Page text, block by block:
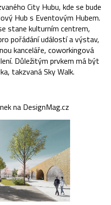
City Hubu, kde se bude
Hub s Eventovým Hubem.
stane kulturním centrem,
pořádání událostí a výstav,
kanceláře, coworkingová
Důležitým prvkem má být
takzvaná Sky Walk.
na DesignMag.cz